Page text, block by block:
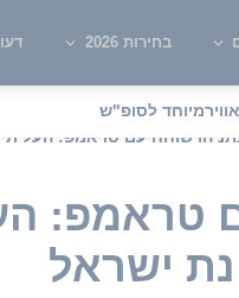
בחירות 2026
מיוחד לסופ"ש
שוחח עם טראמפ:
טראמפ:
ישראל